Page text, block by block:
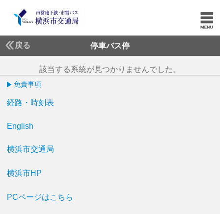
戻る 停車バス停
該当する系統が見つかりませんでした。
免責事項
経路・時刻表
English
横浜市交通局
横浜市HP
PCページはこちら